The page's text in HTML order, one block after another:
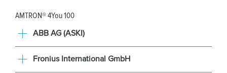
AMTRON® 4You 100
ABB AG (ASKI)
Fronius International GmbH